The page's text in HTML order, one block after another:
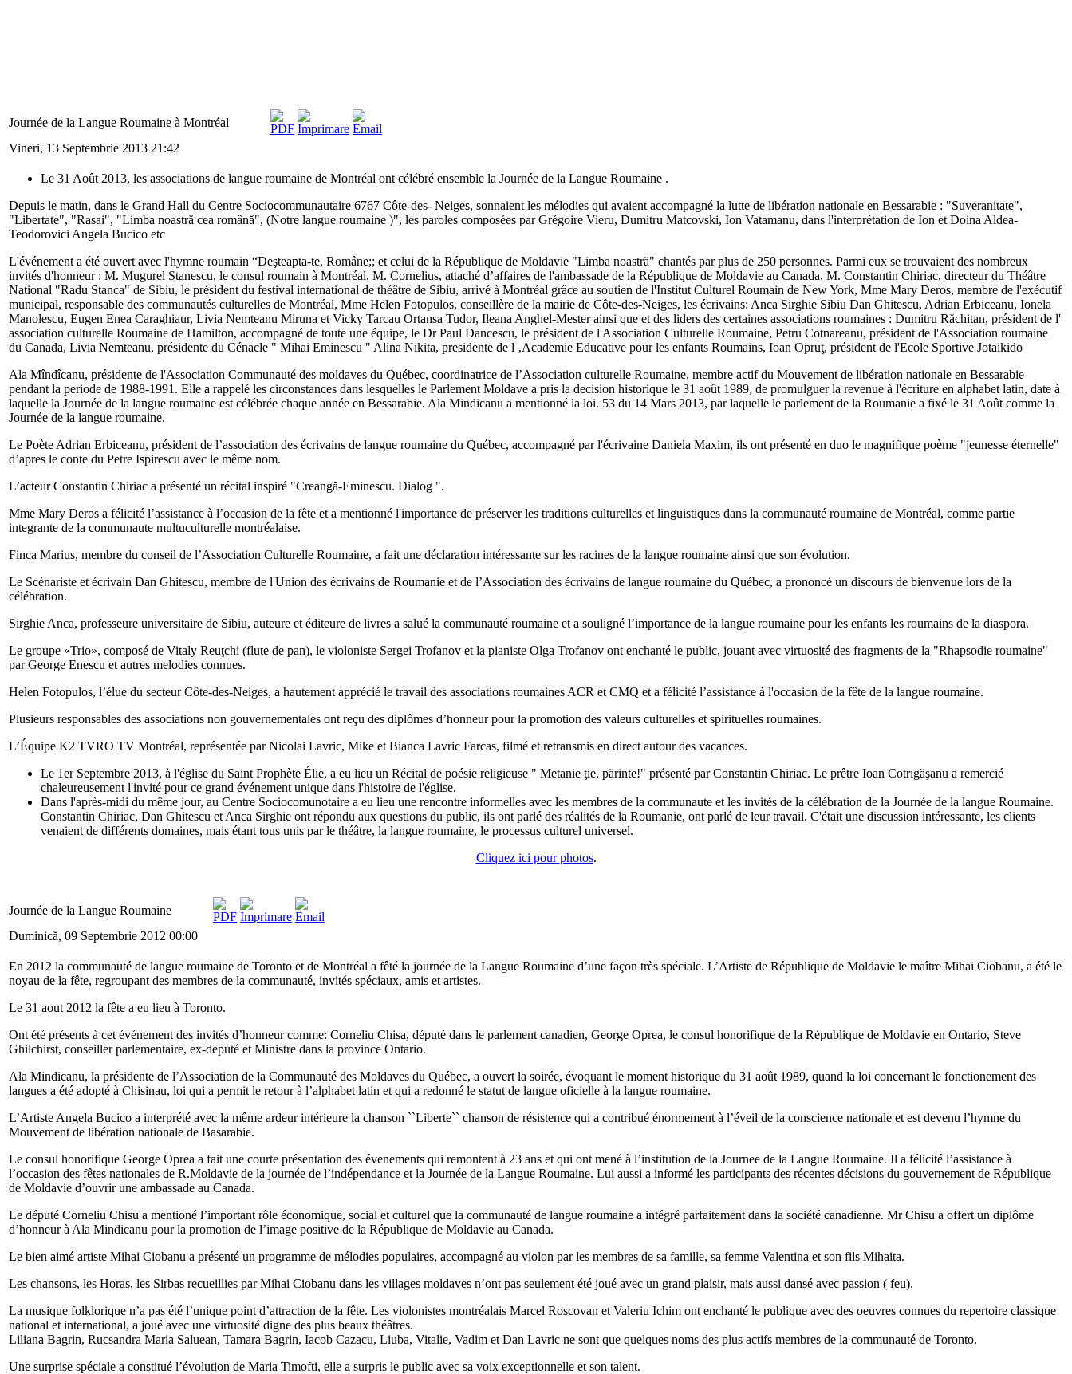
Journée de la Langue Roumaine à Montréal
Vineri, 13 Septembrie 2013 21:42
Le 31 Août 2013, les associations de langue roumaine de Montréal ont célébré ensemble la Journée de la Langue Roumaine .
Depuis le matin, dans le Grand Hall du Centre Sociocommunautaire 6767 Côte-des- Neiges, sonnaient les mélodies qui avaient accompagné la lutte de libération nationale en Bessarabie : "Suveranitate",
"Libertate", "Rasai", "Limba noastră cea română", (Notre langue roumaine )", les paroles composées par Grégoire Vieru, Dumitru Matcovski, Ion Vatamanu, dans l'interprétation de Ion et Doina Aldea-
Teodorovici Angela Bucico etc
L'événement a été ouvert avec l'hymne roumain “Deşteapta-te, Române;; et celui de la République de Moldavie "Limba noastră" chantés par plus de 250 personnes. Parmi eux se trouvaient des nombreux
invités d'honneur : M. Mugurel Stanescu, le consul roumain à Montréal, M. Cornelius, attaché d’affaires de l'ambassade de la République de Moldavie au Canada, M. Constantin Chiriac, directeur du Théâtre
National "Radu Stanca" de Sibiu, le président du festival international de théâtre de Sibiu, arrivé à Montréal grâce au soutien de l'Institut Culturel Roumain de New York, Mme Mary Deros, membre de l'exécutif
municipal, responsable des communautés culturelles de Montréal, Mme Helen Fotopulos, conseillère de la mairie de Côte-des-Neiges, les écrivains: Anca Sirghie Sibiu Dan Ghitescu, Adrian Erbiceanu, Ionela
Manolescu, Eugen Enea Caraghiaur, Livia Nemteanu Miruna et Vicky Tarcau Ortansa Tudor, Ileana Anghel-Mester ainsi que et des liders des certaines associations roumaines : Dumitru Răchitan, président de l'
association culturelle Roumaine de Hamilton, accompagné de toute une équipe, le Dr Paul Dancescu, le président de l'Association Culturelle Roumaine, Petru Cotnareanu, président de l'Association roumaine
du Canada, Livia Nemteanu, présidente du Cénacle " Mihai Eminescu " Alina Nikita, presidente de l ‚Academie Educative pour les enfants Roumains, Ioan Opruţ, président de l'Ecole Sportive Jotaikido
Ala Mîndîcanu, présidente de l'Association Communauté des moldaves du Québec, coordinatrice de l’Association culturelle Roumaine, membre actif du Mouvement de libération nationale en Bessarabie
pendant la periode de 1988-1991. Elle a rappelé les circonstances dans lesquelles le Parlement Moldave a pris la decision historique le 31 août 1989, de promulguer la revenue à l'écriture en alphabet latin, date à
laquelle la Journée de la langue roumaine est célébrée chaque année en Bessarabie. Ala Mindicanu a mentionné la loi. 53 du 14 Mars 2013, par laquelle le parlement de la Roumanie a fixé le 31 Août comme la
Journée de la langue roumaine.
Le Poète Adrian Erbiceanu, président de l’association des écrivains de langue roumaine du Québec, accompagné par l'écrivaine Daniela Maxim, ils ont présenté en duo le magnifique poème "jeunesse éternelle"
d’apres le conte du Petre Ispirescu avec le même nom.
L’acteur Constantin Chiriac a présenté un récital inspiré "Creangă-Eminescu. Dialog ".
Mme Mary Deros a félicité l’assistance à l’occasion de la fête et a mentionné l'importance de préserver les traditions culturelles et linguistiques dans la communauté roumaine de Montréal, comme partie
integrante de la communaute multuculturelle montréalaise.
Finca Marius, membre du conseil de l’Association Culturelle Roumaine, a fait une déclaration intéressante sur les racines de la langue roumaine ainsi que son évolution.
Le Scénariste et écrivain Dan Ghitescu, membre de l'Union des écrivains de Roumanie et de l’Association des écrivains de langue roumaine du Québec, a prononcé un discours de bienvenue lors de la
célébration.
Sirghie Anca, professeure universitaire de Sibiu, auteure et éditeure de livres a salué la communauté roumaine et a souligné l’importance de la langue roumaine pour les enfants les roumains de la diaspora.
Le groupe «Trio», composé de Vitaly Reuţchi (flute de pan), le violoniste Sergei Trofanov et la pianiste Olga Trofanov ont enchanté le public, jouant avec virtuosité des fragments de la "Rhapsodie roumaine"
par George Enescu et autres melodies connues.
Helen Fotopulos, l’élue du secteur Côte-des-Neiges, a hautement apprécié le travail des associations roumaines ACR et CMQ et a félicité l’assistance à l'occasion de la fête de la langue roumaine.
Plusieurs responsables des associations non gouvernementales ont reçu des diplômes d’honneur pour la promotion des valeurs culturelles et spirituelles roumaines.
L’Équipe K2 TVRO TV Montréal, représentée par Nicolai Lavric, Mike et Bianca Lavric Farcas, filmé et retransmis en direct autour des vacances.
Le 1er Septembre 2013, à l'église du Saint Prophète Élie, a eu lieu un Récital de poésie religieuse " Metanie ţie, părinte!" présenté par Constantin Chiriac. Le prêtre Ioan Cotrigăşanu a remercié
chaleureusement l'invité pour ce grand événement unique dans l'histoire de l'église.
Dans l'après-midi du même jour, au Centre Sociocomunotaire a eu lieu une rencontre informelles avec les membres de la communaute et les invités de la célébration de la Journée de la langue Roumaine.
Constantin Chiriac, Dan Ghitescu et Anca Sirghie ont répondu aux questions du public, ils ont parlé des réalités de la Roumanie, ont parlé de leur travail. C'était une discussion intéressante, les clients
venaient de différents domaines, mais étant tous unis par le théâtre, la langue roumaine, le processus culturel universel.
Cliquez ici pour photos.
Journée de la Langue Roumaine
Duminică, 09 Septembrie 2012 00:00
En 2012 la communauté de langue roumaine de Toronto et de Montréal a fêté la journée de la Langue Roumaine d’une façon très spéciale. L’Artiste de République de Moldavie le maître Mihai Ciobanu, a été le
noyau de la fête, regroupant des membres de la communauté, invités spéciaux, amis et artistes.
Le 31 aout 2012 la fête a eu lieu à Toronto.
Ont été présents à cet événement des invités d’honneur comme: Corneliu Chisa, député dans le parlement canadien, George Oprea, le consul honorifique de la République de Moldavie en Ontario, Steve
Ghilchirst, conseiller parlementaire, ex-deputé et Ministre dans la province Ontario.
Ala Mindicanu, la présidente de l’Association de la Communauté des Moldaves du Québec, a ouvert la soirée, évoquant le moment historique du 31 août 1989, quand la loi concernant le fonctionement des
langues a été adopté à Chisinau, loi qui a permit le retour à l’alphabet latin et qui a redonné le statut de langue oficielle à la langue roumaine.
L’Artiste Angela Bucico a interprété avec la même ardeur intérieure la chanson ``Liberte`` chanson de résistence qui a contribué énormement à l’éveil de la conscience nationale et est devenu l’hymne du
Mouvement de libération nationale de Basarabie.
Le consul honorifique George Oprea a fait une courte présentation des évenements qui remontent à 23 ans et qui ont mené à l’institution de la Journee de la Langue Roumaine. Il a félicité l’assistance à
l’occasion des fêtes nationales de R.Moldavie de la journée de l’indépendance et la Journée de la Langue Roumaine. Lui aussi a informé les participants des récentes décisions du gouvernement de République
de Moldavie d’ouvrir une ambassade au Canada.
Le député Corneliu Chisu a mentioné l’important rôle économique, social et culturel que la communauté de langue roumaine a intégré parfaitement dans la société canadienne. Mr Chisu a offert un diplôme
d’honneur à Ala Mindicanu pour la promotion de l’image positive de la République de Moldavie au Canada.
Le bien aimé artiste Mihai Ciobanu a présenté un programme de mélodies populaires, accompagné au violon par les membres de sa famille, sa femme Valentina et son fils Mihaita.
Les chansons, les Horas, les Sirbas recueillies par Mihai Ciobanu dans les villages moldaves n’ont pas seulement été joué avec un grand plaisir, mais aussi dansé avec passion ( feu).
La musique folklorique n’a pas été l’unique point d’attraction de la fête. Les violonistes montréalais Marcel Roscovan et Valeriu Ichim ont enchanté le publique avec des oeuvres connues du repertoire classique
national et international, a joué avec une virtuosité digne des plus beaux théâtres.
Liliana Bagrin, Rucsandra Maria Saluean, Tamara Bagrin, Iacob Cazacu, Liuba, Vitalie, Vadim et Dan Lavric ne sont que quelques noms des plus actifs membres de la communauté de Toronto.
Une surprise spéciale a constitué l’évolution de Maria Timofti, elle a surpris le public avec sa voix exceptionnelle et son talent.